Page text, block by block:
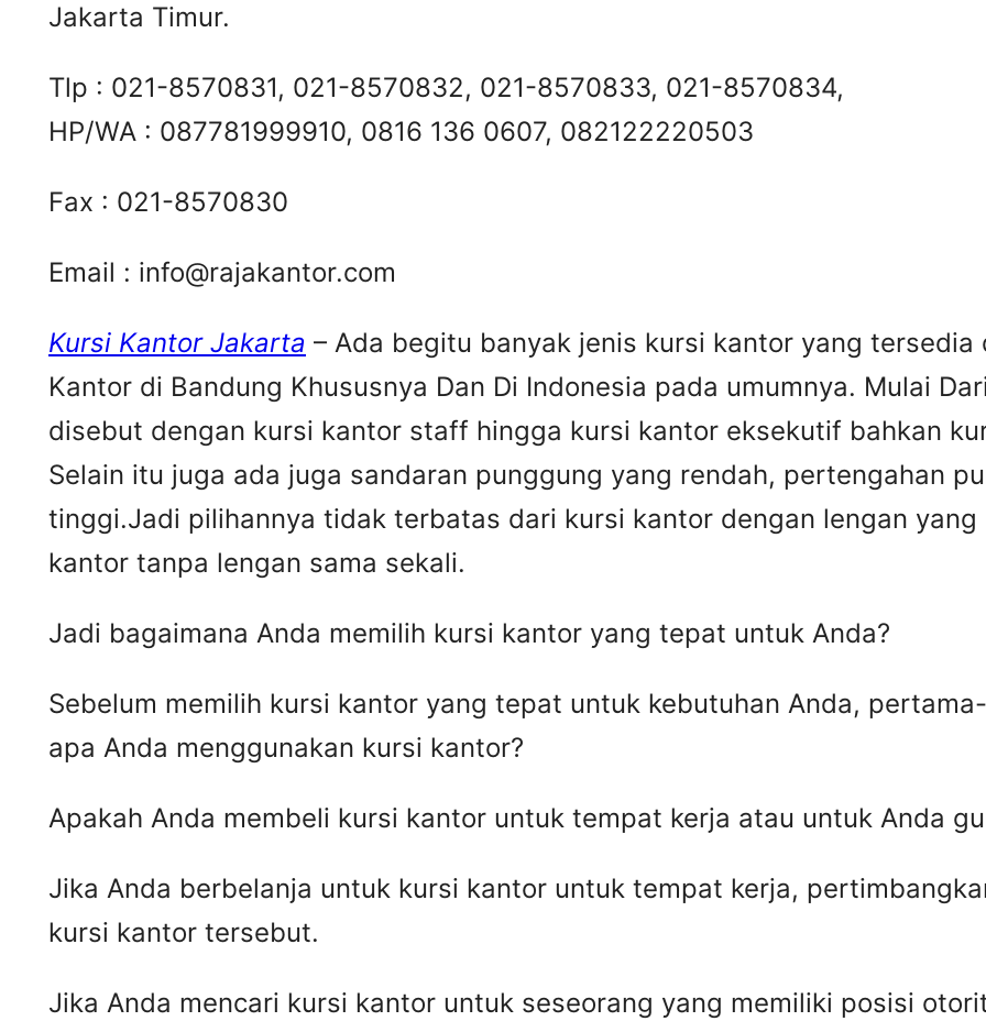
Jakarta Timur.
Tlp : 021-8570831, 021-8570832, 021-8570833, 021-8570834,
HP/WA : 087781999910, 0816 136 0607, 082122220503
Fax : 021-8570830
Email : info@rajakantor.com
Kursi Kantor Jakarta – Ada begitu banyak jenis kursi kantor yang
Kantor di Bandung Khususnya Dan Di Indonesia pada umumnya. Mulai
disebut dengan kursi kantor staff hingga kursi kantor eksekutif bahkan
Selain itu juga ada juga sandaran punggung yang rendah, pertengahan
tinggi.Jadi pilihannya tidak terbatas dari kursi kantor dengan lengan
kantor tanpa lengan sama sekali.
Jadi bagaimana Anda memilih kursi kantor yang tepat untuk Anda?
Sebelum memilih kursi kantor yang tepat untuk kebutuhan Anda,
apa Anda menggunakan kursi kantor?
Apakah Anda membeli kursi kantor untuk tempat kerja atau untuk Anda
Jika Anda berbelanja untuk kursi kantor untuk tempat kerja,
kursi kantor tersebut.
Jika Anda mencari kursi kantor untuk seseorang yang memiliki posisi